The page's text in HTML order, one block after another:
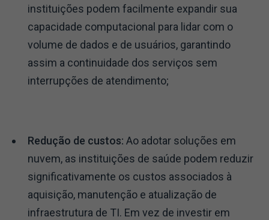
instituições podem facilmente expandir sua
capacidade computacional para lidar com o
volume de dados e de usuários, garantindo
assim a continuidade dos serviços sem
interrupções de atendimento;
Redução de custos: Ao adotar soluções em
nuvem, as instituições de saúde podem reduzir
significativamente os custos associados à
aquisição, manutenção e atualização de
infraestrutura de TI. Em vez de investir em